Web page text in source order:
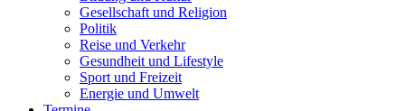
Gesellschaft und Religion
Politik
Reise und Verkehr
Gesundheit und Lifestyle
Sport und Freizeit
Energie und Umwelt